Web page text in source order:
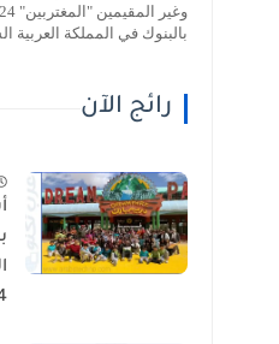
بالبنوك في المملكة العربية
رائج الآن